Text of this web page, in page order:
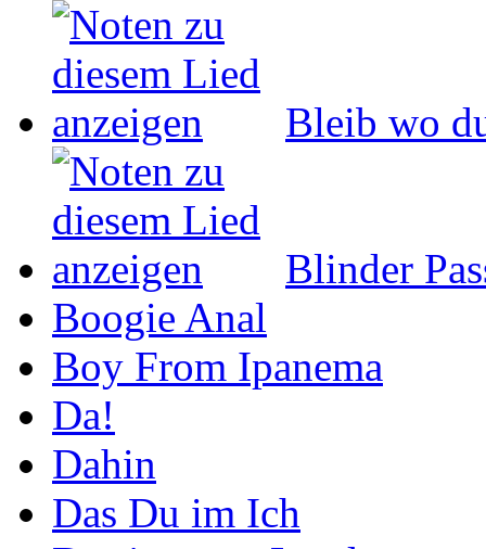
Bleib wo
Blinder
Boogie Anal
Boy From Ipanema
Da!
Dahin
Das Du im Ich